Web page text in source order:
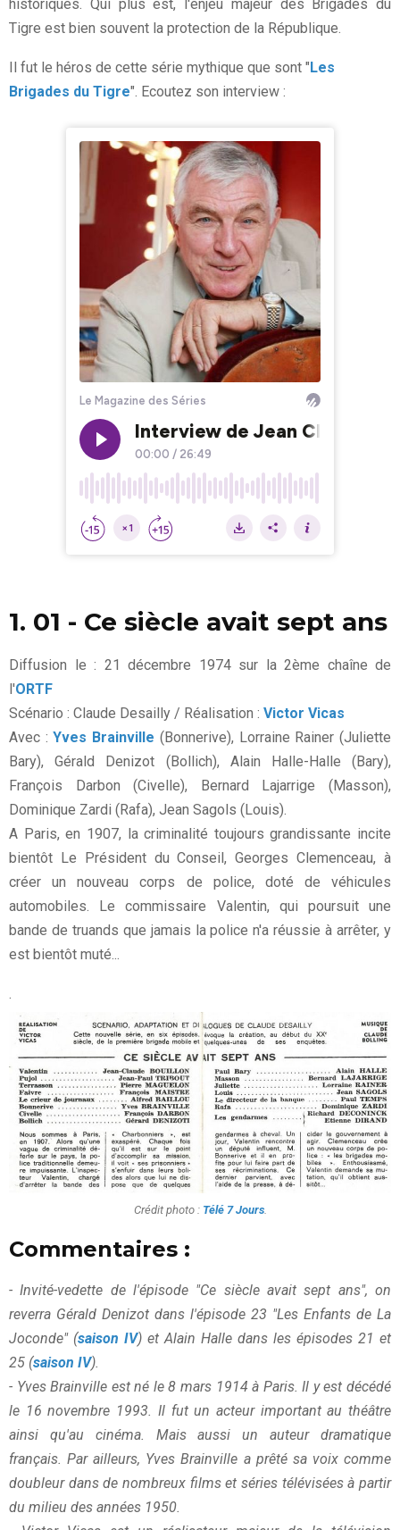
historiques. Qui plus est, l'enjeu majeur des Brigades du
Tigre est bien souvent la protection de la République.
Il fut le héros de cette série mythique que sont "Les
Brigades du Tigre". Ecoutez son interview :
1. 01 - Ce siècle avait sept ans
Diffusion le : 21 décembre 1974 sur la 2ème chaîne de
l'ORTF
Scénario : Claude Desailly / Réalisation : Victor Vicas
Avec :Yves Brainville (Bonnerive), Lorraine Rainer (Juliette
Bary), Gérald Denizot (Bollich), Alain Halle-Halle (Bary),
François Darbon (Civelle), Bernard Lajarrige (Masson),
Dominique Zardi (Rafa), Jean Sagols (Louis).
A Paris, en 1907, la criminalité toujours grandissante incite
bientôt Le Président du Conseil, Georges Clemenceau, à
créer un nouveau corps de police, doté de véhicules
automobiles. Le commissaire Valentin, qui poursuit une
bande de truands que jamais la police n'a réussie à arrêter, y
est bientôt muté...
Crédit photo : Télé 7 Jours.
Commentaires :
- Invité-vedette de l'épisode "Ce siècle avait sept ans", on
reverra Gérald Denizot dans l'épisode 23 "Les Enfants de La
Joconde" (saison IV) et Alain Halle dans les épisodes 21 et
25 (saison IV).
- Yves Brainville est né le 8 mars 1914 à Paris. Il y est décédé
le 16 novembre 1993. Il fut un acteur important au théâtre
ainsi qu'au cinéma. Mais aussi un auteur dramatique
français. Par ailleurs, Yves Brainville a prêté sa voix comme
doubleur dans de nombreux films et séries télévisées à partir
du milieu des années 1950.